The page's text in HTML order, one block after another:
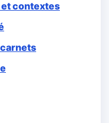
contextes